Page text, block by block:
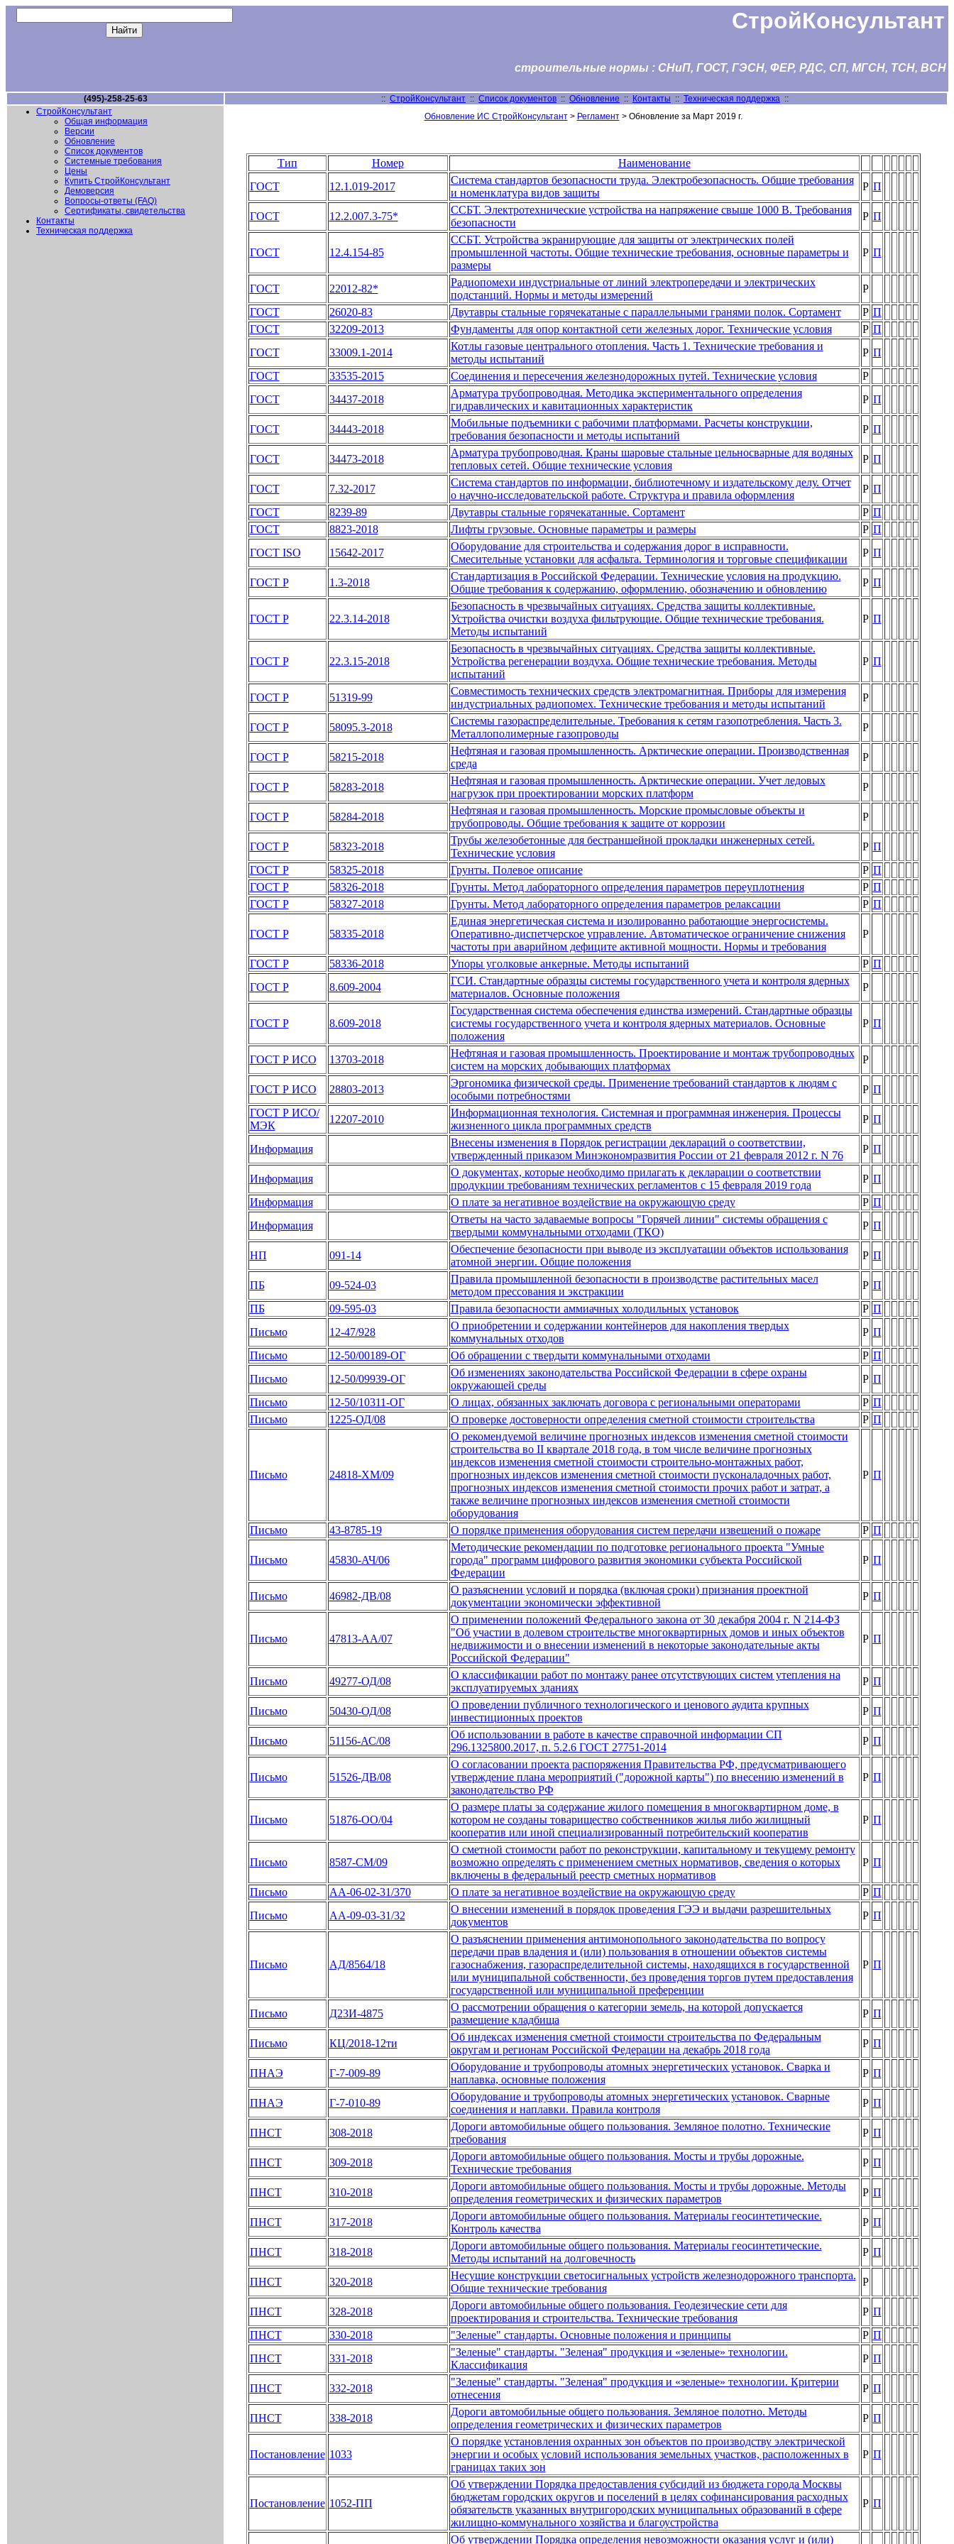
СтройКонсультант
строительные нормы : СНиП, ГОСТ, ГЭСН, ФЕР, РДС, СП, МГСН, ТСН, ВСН
(495)-258-25-63 :: СтройКонсультант :: Список документов :: Обновление :: Контакты :: Техническая поддержка ::
СтройКонсультант
Общая информация
Версии
Обновление
Список документов
Системные требования
Цены
Купить СтройКонсультант
Демоверсия
Вопросы-ответы (FAQ)
Сертификаты, свидетельства
Контакты
Техническая поддержка
Обновление ИС СтройКонсультант> Регламент> Обновление за Март 2019 г.
Тип Номер
Наименование
ГОСТ
12.1.019-2017
Система стандартов безопасности труда. Электробезопасность. Общие требования
и номенклатура видов защиты
Р П
ГОСТ 12.2.007.3-75*
ССБТ. Электротехнические устройства на напряжение свыше 1000 В. Требования
безопасности
Р П
ГОСТ 12.4.154-85
ССБТ. Устройства экранирующие для защиты от электрических полей
промышленной частоты. Общие технические требования, основные параметры и
размеры
Р П
ГОСТ 22012-82*
Радиопомехи индустриальные от линий электропередачи и электрических
подстанций. Нормы и методы измерений
Р
ГОСТ
26020-83 Двутавры стальные горячекатаные с параллельными гранями полок. Сортамент Р П
ГОСТ
32209-2013 Фундаменты для опор контактной сети железных дорог. Технические условия Р П
ГОСТ
33009.1-2014
Котлы газовые центрального отопления. Часть 1. Технические требования и
методы испытаний
Р П
ГОСТ
33535-2015 Соединения и пересечения железнодорожных путей. Технические условия
Р
ГОСТ
34437-2018
Арматура трубопроводная. Методика экспериментального определения
гидравлических и кавитационных характеристик
Р П
ГОСТ 34443-2018
Мобильные подъемники с рабочими платформами. Расчеты конструкции,
требования безопасности и методы испытаний
Р П
ГОСТ 34473-2018
Арматура трубопроводная. Краны шаровые стальные цельносварные для водяных
тепловых сетей. Общие технические условия
Р П
ГОСТ 7.32-2017
Система стандартов по информации, библиотечному и издательскому делу. Отчет
о научно-исследовательской работе. Структура и правила оформления
Р П
ГОСТ
8239-89 Двутавры стальные горячекатанные. Сортамент Р П
ГОСТ
8823-2018 Лифты грузовые. Основные параметры и размеры Р П
ГОСТ ISO
15642-2017
Оборудование для строительства и содержания дорог в исправности.
Смесительные установки для асфальта. Терминология и торговые спецификации
Р П
ГОСТ Р 1.3-2018
Стандартизация в Российской Федерации. Технические условия на продукцию.
Общие требования к содержанию, оформлению, обозначению и обновлению
Р П
ГОСТ Р 22.3.14-2018
Безопасность в чрезвычайных ситуациях. Средства защиты коллективные.
Устройства очистки воздуха фильтрующие. Общие технические требования.
Методы испытаний
Р П
ГОСТ Р 22.3.15-2018
Безопасность в чрезвычайных ситуациях. Средства защиты коллективные.
Устройства регенерации воздуха. Общие технические требования. Методы
испытаний
Р П
ГОСТ Р 51319-99
Совместимость технических средств электромагнитная. Приборы для измерения
индустриальных радиопомех. Технические требования и методы испытаний
Р
ГОСТ Р 58095.3-2018
Системы газораспределительные. Требования к сетям газопотребления. Часть 3.
Металлополимерные газопроводы
Р
ГОСТ Р 58215-2018
Нефтяная и газовая промышленность. Арктические операции. Производственная
среда
Р
ГОСТ Р 58283-2018
Нефтяная и газовая промышленность. Арктические операции. Учет ледовых
нагрузок при проектировании морских платформ
Р
ГОСТ Р 58284-2018
Нефтяная и газовая промышленность. Морские промысловые объекты и
трубопроводы. Общие требования к защите от коррозии
Р
ГОСТ Р 58323-2018
Трубы железобетонные для бестраншейной прокладки инженерных сетей.
Технические условия
Р П
ГОСТ Р
58325-2018 Грунты. Полевое описание Р П
ГОСТ Р
58326-2018 Грунты. Метод лабораторного определения параметров переуплотнения Р П
ГОСТ Р
58327-2018 Грунты. Метод лабораторного определения параметров релаксации Р П
ГОСТ Р 58335-2018
Единая энергетическая система и изолированно работающие энергосистемы.
Оперативно-диспетчерское управление. Автоматическое ограничение снижения
частоты при аварийном дефиците активной мощности. Нормы и требования
Р
ГОСТ Р 58336-2018 Упоры уголковые анкерные. Методы испытаний Р П
ГОСТ Р
8.609-2004
ГСИ. Стандартные образцы системы государственного учета и контроля ядерных
материалов. Основные положения
Р
ГОСТ Р 8.609-2018
Государственная система обеспечения единства измерений. Стандартные образцы
системы государственного учета и контроля ядерных материалов. Основные
положения
Р П
ГОСТ Р ИСО 13703-2018
Нефтяная и газовая промышленность. Проектирование и монтаж трубопроводных
систем на морских добывающих платформах
Р
ГОСТ Р ИСО 28803-2013
Эргономика физической среды. Применение требований стандартов к людям с
особыми потребностями
Р П
ГОСТ Р ИСО/
МЭК
12207-2010
Информационная технология. Системная и программная инженерия. Процессы
жизненного цикла программных средств
Р П
Информация
Внесены изменения в Порядок регистрации деклараций о соответствии,
утвержденный приказом Минэкономразвития России от 21 февраля 2012 г. N 76
Р П
Информация
О документах, которые необходимо прилагать к декларации о соответствии
продукции требованиям технических регламентов с 15 февраля 2019 года
Р П
Информация
О плате за негативное воздействие на окружающую среду Р П
Информация
Ответы на часто задаваемые вопросы "Горячей линии" системы обращения с
твердыми коммунальными отходами (ТКО)
Р П
НП 091-14
Обеспечение безопасности при выводе из эксплуатации объектов использования
атомной энергии. Общие положения
Р П
ПБ 09-524-03
Правила промышленной безопасности в производстве растительных масел
методом прессования и экстракции
Р П
ПБ
09-595-03 Правила безопасности аммиачных холодильных установок Р П
Письмо
12-47/928
О приобретении и содержании контейнеров для накопления твердых
коммунальных отходов
Р П
Письмо
12-50/00189-ОГ Об обращении с твердыти коммунальными отходами Р П
Письмо
12-50/09939-ОГ
Об изменениях законодательства Российской Федерации в сфере охраны
окружающей среды
Р П
Письмо
12-50/10311-ОГ О лицах, обязанных заключать договора с региональными операторами Р П
Письмо
1225-ОД/08 О проверке достоверности определения сметной стоимости строительства Р П
Письмо 24818-ХМ/09
О рекомендуемой величине прогнозных индексов изменения сметной стоимости
строительства во II квартале 2018 года, в том числе величине прогнозных
индексов изменения сметной стоимости строительно-монтажных работ,
прогнозных индексов изменения сметной стоимости пусконаладочных работ,
прогнозных индексов изменения сметной стоимости прочих работ и затрат, а
также величине прогнозных индексов изменения сметной стоимости
оборудования
Р П
Письмо 43-8785-19 О порядке применения оборудования систем передачи извещений о пожаре Р П
Письмо 45830-АЧ/06
Методические рекомендации по подготовке регионального проекта "Умные
города" программ цифрового развития экономики субъекта Российской
Федерации
Р П
Письмо 46982-ДВ/08
О разъяснении условий и порядка (включая сроки) признания проектной
документации экономически эффективной
Р П
Письмо 47813-АА/07
О применении положений Федерального закона от 30 декабря 2004 г. N 214-ФЗ
"Об участии в долевом строительстве многоквартирных домов и иных объектов
недвижимости и о внесении изменений в некоторые законодательные акты
Российской Федерации"
Р П
Письмо 49277-ОД/08
О классификации работ по монтажу ранее отсутствующих систем утепления на
эксплуатируемых зданиях
Р П
Письмо 50430-ОД/08
О проведении публичного технологического и ценового аудита крупных
инвестиционных проектов
Р П
Письмо 51156-АС/08
Об использовании в работе в качестве справочной информации СП
296.1325800.2017, п. 5.2.6 ГОСТ 27751-2014
Р П
Письмо 51526-ДВ/08
О согласовании проекта распоряжения Правительства РФ, предусматривающего
утверждение плана мероприятий ("дорожной карты") по внесению изменений в
законодательство РФ
Р П
Письмо 51876-ОО/04
О размере платы за содержание жилого помещения в многоквартирном доме, в
котором не созданы товарищество собственников жилья либо жилищный
кооператив или иной специализированный потребительский кооператив
Р П
Письмо 8587-СМ/09
О сметной стоимости работ по реконструкции, капитальному и текущему ремонту
возможно определять с применением сметных нормативов, сведения о которых
включены в федеральный реестр сметных нормативов
Р П
Письмо АА-06-02-31/370 О плате за негативное воздействие на окружающую среду Р П
Письмо
АА-09-03-31/32
О внесении изменений в порядок проведения ГЭЭ и выдачи разрешительных
документов
Р П
Письмо АД/8564/18
О разъяснении применения антимонопольного законодательства по вопросу
передачи прав владения и (или) пользования в отношении объектов системы
газоснабжения, газораспределительной системы, находящихся в государственной
или муниципальной собственности, без проведения торгов путем предоставления
государственной или муниципальной преференции
Р П
Письмо Д23И-4875
О рассмотрении обращения о категории земель, на которой допускается
размещение кладбища
Р П
Письмо КЦ/2018-12ти
Об индексах изменения сметной стоимости строительства по Федеральным
округам и регионам Российской Федерации на декабрь 2018 года
Р П
ПНАЭ Г-7-009-89
Оборудование и трубопроводы атомных энергетических установок. Сварка и
наплавка, основные положения
Р П
ПНАЭ Г-7-010-89
Оборудование и трубопроводы атомных энергетических установок. Сварные
соединения и наплавки. Правила контроля
Р П
ПНСТ 308-2018
Дороги автомобильные общего пользования. Земляное полотно. Технические
требования
Р П
ПНСТ 309-2018
Дороги автомобильные общего пользования. Мосты и трубы дорожные.
Технические требования
Р П
ПНСТ 310-2018
Дороги автомобильные общего пользования. Мосты и трубы дорожные. Методы
определения геометрических и физических параметров
Р П
ПНСТ 317-2018
Дороги автомобильные общего пользования. Материалы геосинтетические.
Контроль качества
Р П
ПНСТ 318-2018
Дороги автомобильные общего пользования. Материалы геосинтетические.
Методы испытаний на долговечность
Р П
ПНСТ 320-2018
Несущие конструкции светосигнальных устройств железнодорожного транспорта.
Общие технические требования
Р
ПНСТ 328-2018
Дороги автомобильные общего пользования. Геодезические сети для
проектирования и строительства. Технические требования
Р П
ПНСТ
330-2018 "Зеленые" стандарты. Основные положения и принципы Р П
ПНСТ
331-2018
"Зеленые" стандарты. "Зеленая" продукция и «зеленые» технологии.
Классификация
Р П
ПНСТ 332-2018
"Зеленые" стандарты. "Зеленая" продукция и «зеленые» технологии. Критерии
отнесения
Р П
ПНСТ 338-2018
Дороги автомобильные общего пользования. Земляное полотно. Методы
определения геометрических и физических параметров
Р П
Постановление 1033
О порядке установления охранных зон объектов по производству электрической
энергии и особых условий использования земельных участков, расположенных в
границах таких зон
Р П
Постановление 1052-ПП
Об утверждении Порядка предоставления субсидий из бюджета города Москвы
бюджетам городских округов и поселений в целях софинансирования расходных
обязательств указанных внутригородских муниципальных образований в сфере
жилищно-коммунального хозяйства и благоустройства
Р П
Об утверждении Порядка определения невозможности оказания услуг и (или)